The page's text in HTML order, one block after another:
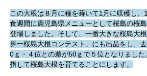
この大根は８月に種を蒔いて1月に収穫し
食週間に鹿児島県メニューとして桜島の桜
登場しました。そして、一番大きな桜島大
界一桜島大根コンテスト」にも出品をし、
0ｇ・４位との差が50ｇで５位となりました
指して桜島大根を育てることにします。